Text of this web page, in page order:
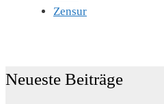
Zensur
Neueste Beiträge